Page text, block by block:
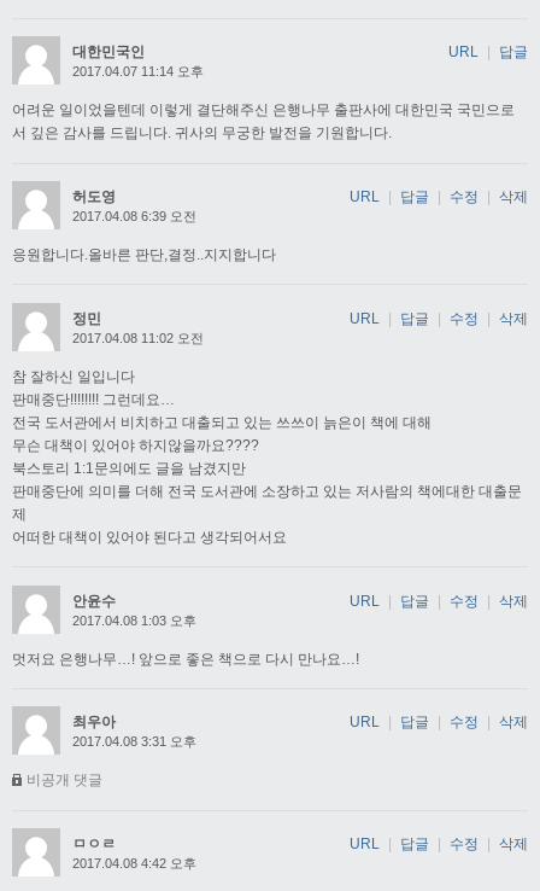
대한민국인
2017.04.07 11:14 오후
어려운 일이었을텐데 이렇게 결단해주신 은행나무 출판사에 대한민국 국민으로
서 깊은 감사를 드립니다. 귀사의 무궁한 발전을 기원합니다.
URL 답글
허도영
2017.04.08 6:39 오전
응원합니다.올바른 판단,결정..지지합니다
URL 답글 수정 삭제
정민
2017.04.08 11:02 오전
참 잘하신 일입니다
판매중단!!!!!!!! 그런데요…
전국 도서관에서 비치하고 대출되고 있는 쓰쓰이 늙은이 책에 대해
무슨 대책이 있어야 하지않을까요????
북스토리 1:1문의에도 글을 남겼지만
판매중단에 의미를 더해 전국 도서관에 소장하고 있는 저사람의 책에대한 대출문
제
어떠한 대책이 있어야 된다고 생각되어서요
URL | 답글 | 수정 | 삭제
안윤수
2017.04.08 1:03 오후
멋저요 은행나무…! 앞으로 좋은 책으로 다시 만나요…!
URL | 답글 | 수정 | 삭제
최우아
2017.04.08 3:31 오후
비공개 댓글
URL 답글 수정 삭제
ㅁㅇㄹ
2017.04.08 4:42 오후
URL 답글 수정 삭제